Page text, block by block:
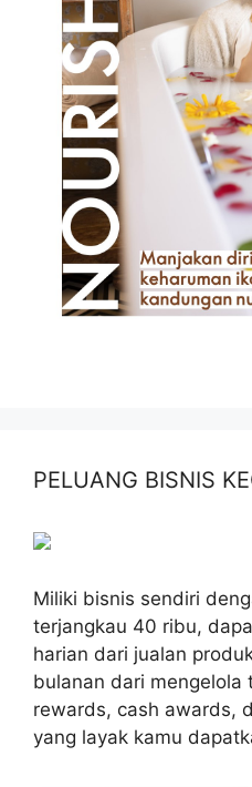
PELUANG BISNIS
Miliki bisnis sendiri
terjangkau 40 ribu,
harian dari jualan
bulanan dari mengelola
rewards, cash awards,
yang layak kamu